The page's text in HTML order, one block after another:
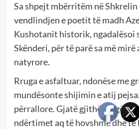
Sa shpejt mbërritëm në Shkrelin
vendlindjen e poetit të madh
Kushotanit historik, ngadalësoi
Skënderi, për të parë sa më
natyrore.
Rruga e asfaltuar, ndonëse me
mundësonte shijimin e atij
përrallore. Gjatë gjithë rrugës
ndërtimet aq të hovshme dhe